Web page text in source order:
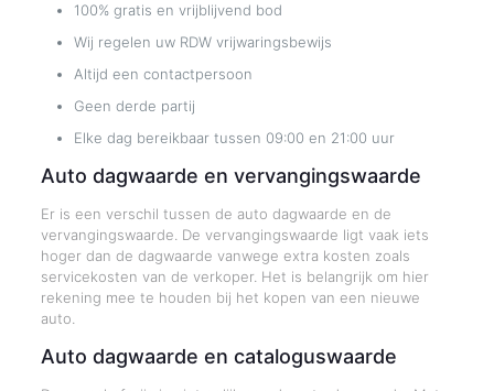
100% gratis en vrijblijvend bod
Wij regelen uw RDW vrijwaringsbewijs
Altijd een contactpersoon
Geen derde partij
Elke dag bereikbaar tussen 09:00 en 21:00 uur
Auto dagwaarde en vervangingswaarde
Er is een verschil tussen de auto dagwaarde en de
vervangingswaarde. De vervangingswaarde ligt vaak iets
hoger dan de dagwaarde vanwege extra kosten zoals
servicekosten van de verkoper. Het is belangrijk om hier
rekening mee te houden bij het kopen van een nieuwe
auto.
Auto dagwaarde en cataloguswaarde